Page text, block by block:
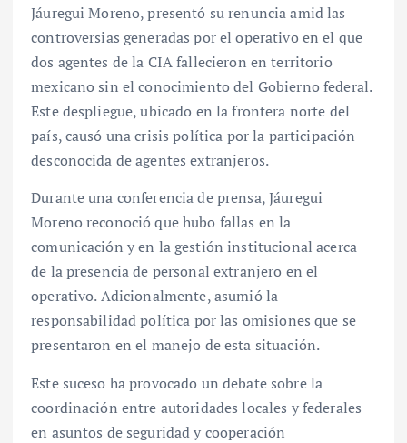
Jáuregui Moreno, presentó su renuncia amid las
controversias generadas por el operativo en el que
dos agentes de la CIA fallecieron en territorio
mexicano sin el conocimiento del Gobierno federal.
Este despliegue, ubicado en la frontera norte del
país, causó una crisis política por la participación
desconocida de agentes extranjeros.
Durante una conferencia de prensa, Jáuregui
Moreno reconoció que hubo fallas en la
comunicación y en la gestión institucional acerca
de la presencia de personal extranjero en el
operativo. Adicionalmente, asumió la
responsabilidad política por las omisiones que se
presentaron en el manejo de esta situación.
Este suceso ha provocado un debate sobre la
coordinación entre autoridades locales y federales
en asuntos de seguridad y cooperación